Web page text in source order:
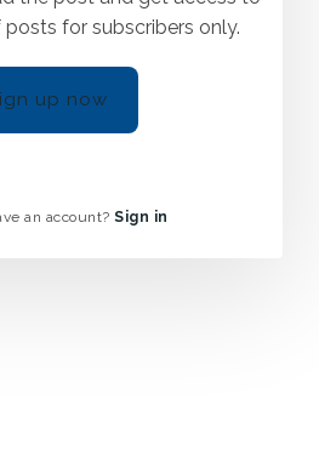
for subscribers only.
up now
an account? Sign in